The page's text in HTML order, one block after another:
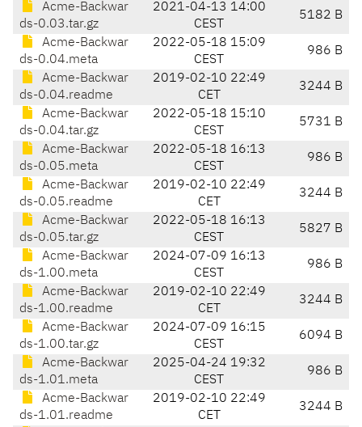
Acme-Backwar
ds-0.03.tar.gz
2021-04-13 14:00
CEST
5182 B
Acme-Backwar
ds-0.04.meta
2022-05-18 15:09
CEST
986 B
Acme-Backwar
ds-0.04.readme
2019-02-10 22:49
CET
3244 B
Acme-Backwar
ds-0.04.tar.gz
2022-05-18 15:10
CEST
5731 B
Acme-Backwar
ds-0.05.meta
2022-05-18 16:13
CEST
986 B
Acme-Backwar
ds-0.05.readme
2019-02-10 22:49
CET
3244 B
Acme-Backwar
ds-0.05.tar.gz
2022-05-18 16:13
CEST
5827 B
Acme-Backwar
ds-1.00.meta
2024-07-09 16:13
CEST
986 B
Acme-Backwar
ds-1.00.readme
2019-02-10 22:49
CET
3244 B
Acme-Backwar
ds-1.00.tar.gz
2024-07-09 16:15
CEST
6094 B
Acme-Backwar
ds-1.01.meta
2025-04-24 19:32
CEST
986 B
Acme-Backwar
ds-1.01.readme
2019-02-10 22:49
CET
3244 B